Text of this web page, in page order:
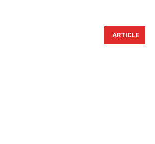
ARTICLE